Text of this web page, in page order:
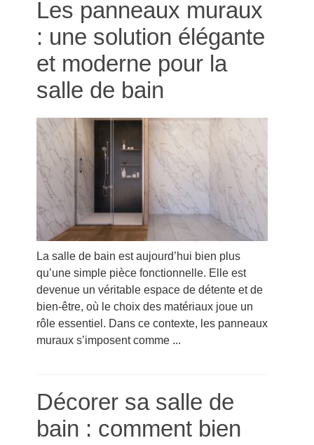
Les panneaux muraux
: une solution élégante
et moderne pour la
salle de bain
La salle de bain est aujourd’hui bien plus
qu’une simple pièce fonctionnelle. Elle est
devenue un véritable espace de détente et de
bien-être, où le choix des matériaux joue un
rôle essentiel. Dans ce contexte, les panneaux
muraux s’imposent comme ...
Décorer sa salle de
bain : comment bien